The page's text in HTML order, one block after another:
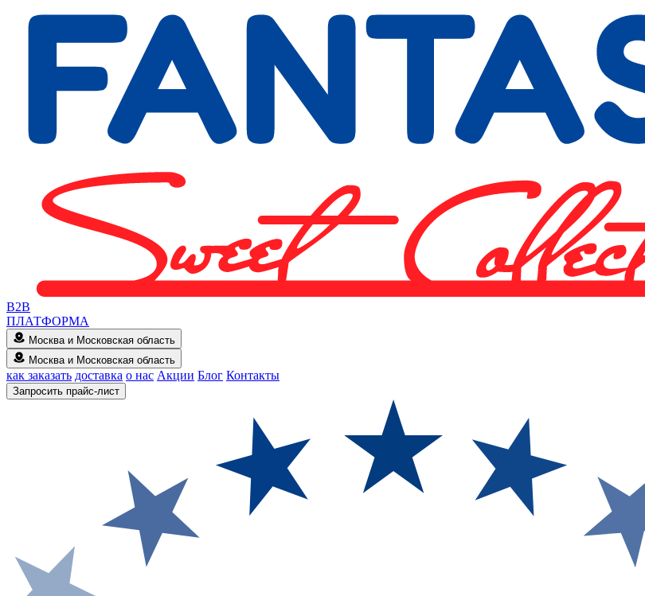
B2B
ПЛАТФОРМА
Москва и Московская область
Москва и Московская область
как заказать доставка о нас Акции Блог Контакты
Запросить прайс-лист